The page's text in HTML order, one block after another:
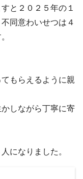
と２０２５年の１
同意わいせつは４
もらえるように親
かしながら丁寧に寄
になりました。